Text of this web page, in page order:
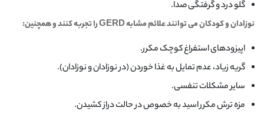
گلو درد و گرفتگی صدا.
نوزادان و کودکان می توانند علائم مشابه GERD را تجربه کنند و همچنین:
اپیزودهای استفراغ کوچک مکرر.
گریه زیاد، عدم تمایل به غذا خوردن (در نوزادان و نوزادان).
سایر مشکلات تنفسی.
مزه ترش مکرر اسید به خصوص در حالت دراز کشیدن.